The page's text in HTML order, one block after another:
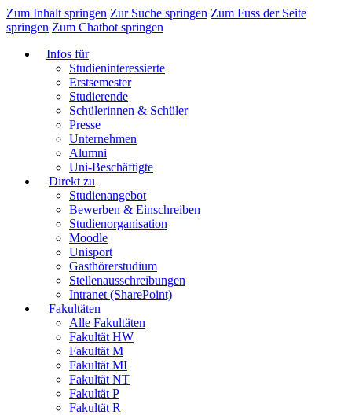
Zum Inhalt springen Zur Suche springen Zum Fuss der Seite
springen Zum Chatbot springen
Infos für
Studieninteressierte
Erstsemester
Studierende
Schülerinnen & Schüler
Presse
Unternehmen
Alumni
Uni-Beschäftigte
Direkt zu
Studienangebot
Bewerben & Einschreiben
Studienorganisation
Moodle
Unisport
Gasthörerstudium
Stellenausschreibungen
Intranet (SharePoint)
Fakultäten
Alle Fakultäten
Fakultät HW
Fakultät M
Fakultät MI
Fakultät NT
Fakultät P
Fakultät R